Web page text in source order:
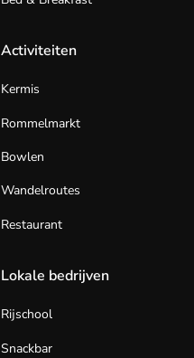
Activiteiten
Kermis
Rommelmarkt
Bowlen
Wandelroutes
Restaurant
Lokale bedrijven
Rijschool
Snackbar